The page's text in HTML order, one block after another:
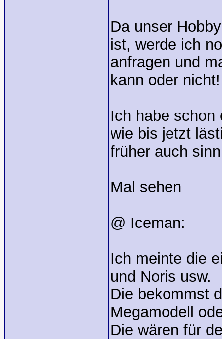
Da unser
ist, werde ich
anfragen und
kann oder nicht!
Ich habe schon
wie bis jetzt
früher auch
Mal sehen
@ Iceman:
Ich meinte die
und Noris usw.
Die bekommst
Megamodell
Die wären für